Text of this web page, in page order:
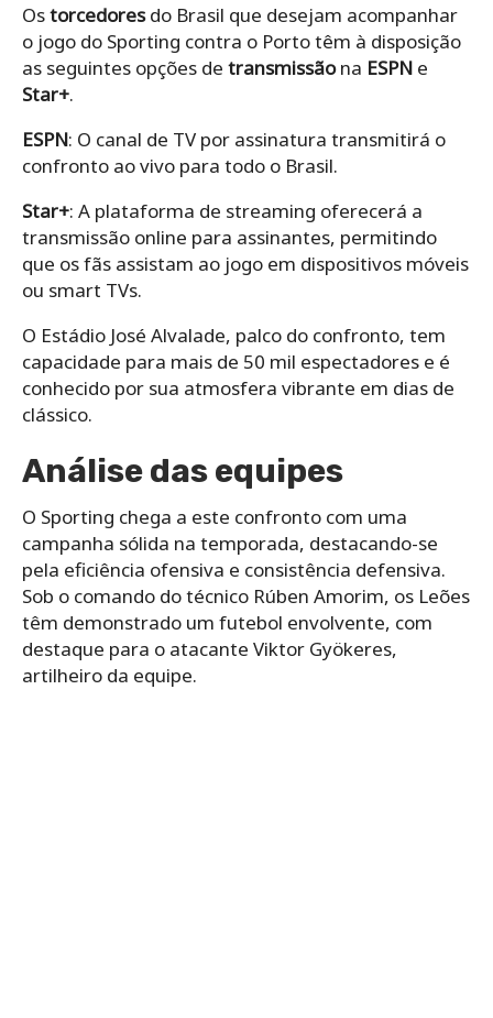
Ostorcedoresdo Brasil que desejam acompanhar
o jogo do Sporting contra o Porto têm à disposição
as seguintes opções de transmissãona ESPN e
Star+.
ESPN: O canal de TV por assinatura transmitirá o
confronto ao vivo para todo o Brasil.
Star+: A plataforma de streaming oferecerá a
transmissão online para assinantes, permitindo
que os fãs assistam ao jogo em dispositivos móveis
ou smart TVs.
O Estádio José Alvalade, palco do confronto, tem
capacidade para mais de 50 mil espectadores e é
conhecido por sua atmosfera vibrante em dias de
clássico.
Análise das equipes
O Sporting chega a este confronto com uma
campanha sólida na temporada, destacando-se
pela eficiência ofensiva e consistência defensiva.
Sob o comando do técnico Rúben Amorim, os Leões
têm demonstrado um futebol envolvente, com
destaque para o atacante Viktor Gyökeres,
artilheiro da equipe.